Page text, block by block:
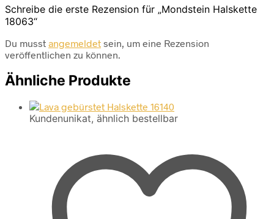
Schreibe die erste Rezension für „Mondstein Halskette
18063“
Du musst angemeldet sein, um eine Rezension
veröffentlichen zu können.
Ähnliche Produkte
Kundenunikat, ähnlich bestellbar